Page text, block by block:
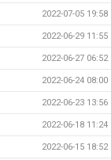
2022-07-05 19:58
2022-06-29 11:55
2022-06-27 06:52
2022-06-24 08:00
2022-06-23 13:56
2022-06-18 11:24
2022-06-15 18:52